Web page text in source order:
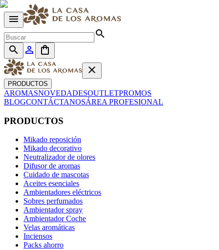
menu
search
search
person_outline
shopping_bag
close
PRODUCTOS
AROMASNOVEDADESOUTLETPROMOS
BLOGCONTÁCTANOSÁREA PROFESIONAL
PRODUCTOS
Mikado reposición
Mikado decorativo
Neutralizador de olores
Difusor de aromas
Cuidado de mascotas
Aceites esenciales
Ambientadores eléctricos
Sobres perfumados
Ambientador spray
Ambientador Coche
Velas aromáticas
Inciensos
Packs ahorro